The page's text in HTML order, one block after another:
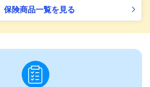
保険商品一覧を見る